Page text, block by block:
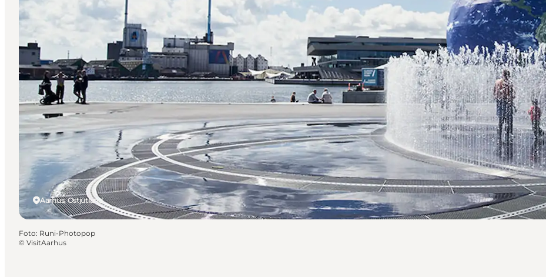
Aarhus, Ostjütland
Foto: Runi-Photopop
© VisitAarhus